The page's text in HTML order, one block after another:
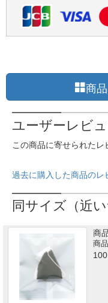
商
ユーザーレビ
この商品に寄せられたレ
過去に購入した商品のレ
同サイズ（近
商